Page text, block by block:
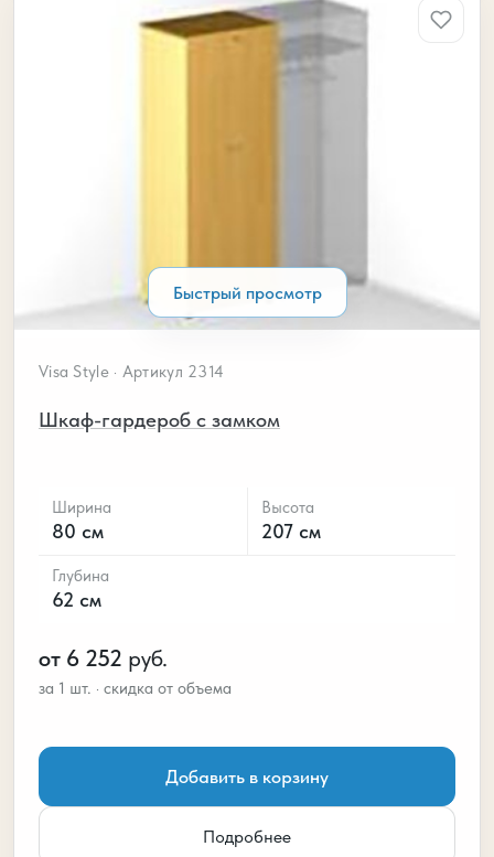
Быстрый просмотр
Visa Style · Артикул 2314
Шкаф-гардероб с замком
Ширина
80 см
Высота
207 см
Глубина
62 см
от 6 252 руб.
Добавить в корзину
Подробнее